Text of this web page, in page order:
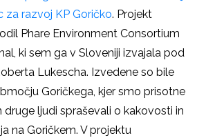
za razvoj KP Goričko. Projekt
Phare Environment Consortium
ki sem ga v Sloveniji izvajala pod
Lukescha. Izvedene so bile
Goričkega, kjer smo prisotne
druge ljudi spraševali o kakovosti in
na Goričkem. V projektu